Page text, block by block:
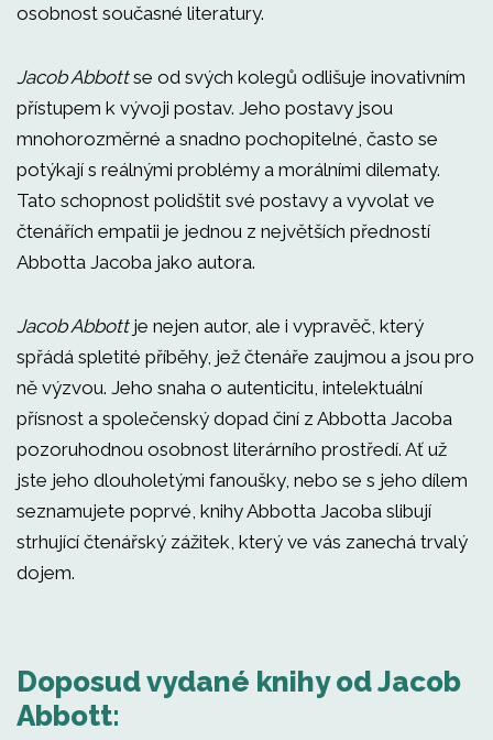
osobnost současné literatury.
Jacob Abbottse od svých kolegů odlišuje inovativním
přístupem k vývoji postav. Jeho postavy jsou
mnohorozměrné a snadno pochopitelné, často se
potýkají s reálnými problémy a morálními dilematy.
Tato schopnost polidštit své postavy a vyvolat ve
čtenářích empatii je jednou z největších předností
Abbotta Jacoba jako autora.
Jacob Abbottje nejen autor, ale i vypravěč, který
spřádá spletité příběhy, jež čtenáře zaujmou a jsou pro
ně výzvou. Jeho snaha o autenticitu, intelektuální
přísnost a společenský dopad činí z Abbotta Jacoba
pozoruhodnou osobnost literárního prostředí. Ať už
jste jeho dlouholetými fanoušky, nebo se s jeho dílem
seznamujete poprvé, knihy Abbotta Jacoba slibují
strhující čtenářský zážitek, který ve vás zanechá trvalý
dojem.
Doposud vydané knihy od Jacob
Abbott: